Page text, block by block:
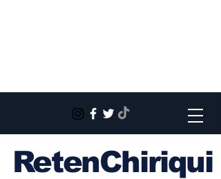
RetenChiriqui